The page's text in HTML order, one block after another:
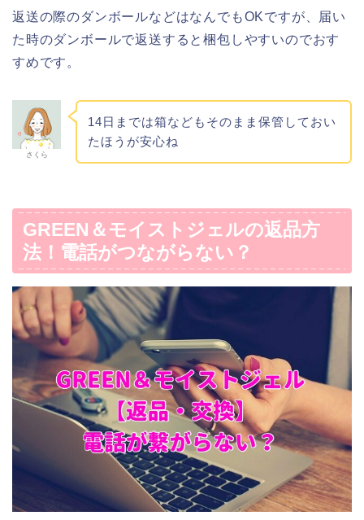
返送の際のダンボールなどはなんでもOKですが、届い
た時のダンボールで返送すると梱包しやすいのでおす
すめです。
さくら
14日までは箱などもそのまま保管しておい
たほうが安心ね
GREEN＆モイストジェルの返品方
法！電話がつながらない？